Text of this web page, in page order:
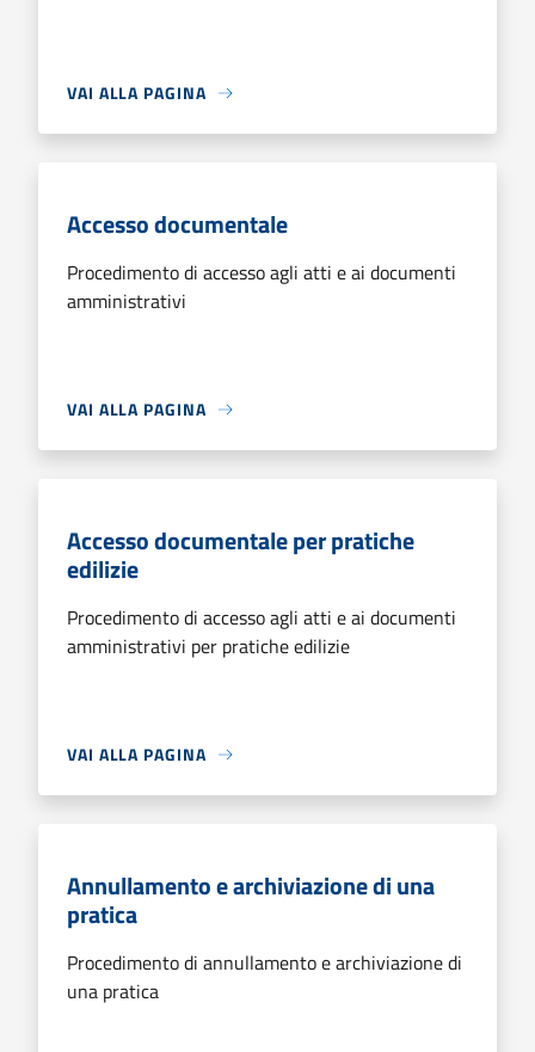
VAI ALLA PAGINA
Accesso documentale
Procedimento di accesso agli atti e ai documenti
amministrativi
VAI ALLA PAGINA
Accesso documentale per pratiche
edilizie
Procedimento di accesso agli atti e ai documenti
amministrativi per pratiche edilizie
VAI ALLA PAGINA
Annullamento e archiviazione di una
pratica
Procedimento di annullamento e archiviazione di
una pratica